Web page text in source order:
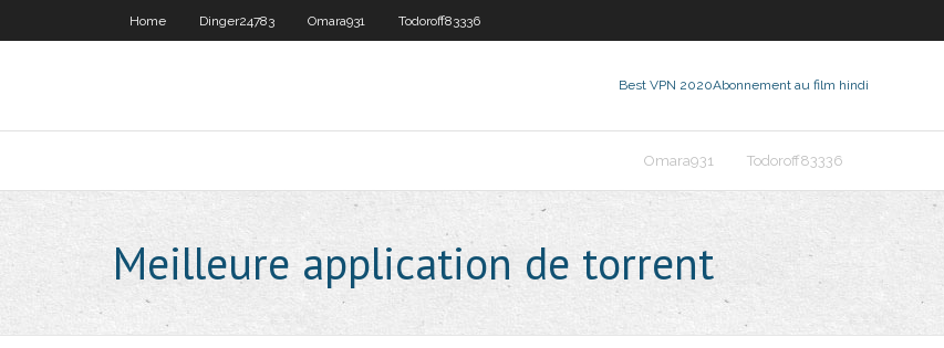
Home Dinger24783 Omara931 Todoroff83336
Best VPN 2020Abonnement au film hindi
Omara931 Todoroff83336
Meilleure application de torrent